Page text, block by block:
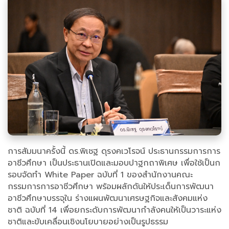
การสัมมนาครั้งนี้ ดร.พิเชฐ ดุรงคเวโรจน์ ประธานกรรมการการ
อาชีวศึกษา เป็นประธานเปิดและมอบปาฐกถาพิเศษ เพื่อใช้เป็นก
รอบจัดทำ White Paper ฉบับที่ 1 ของสำนักงานคณะ
กรรมการการอาชีวศึกษา พร้อมผลักดันให้ประเด็นการพัฒนา
อาชีวศึกษาบรรจุใน ร่างแผนพัฒนาเศรษฐกิจและสังคมแห่ง
ชาติ ฉบับที่ 14 เพื่อยกระดับการพัฒนากำลังคนให้เป็นวาระแห่ง
ชาติและขับเคลื่อนเชิงนโยบายอย่างเป็นรูปธรรม